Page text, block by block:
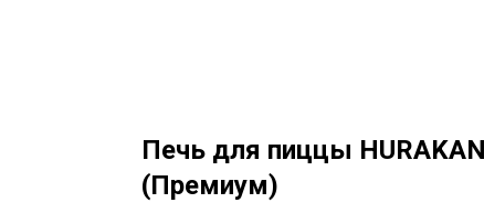
Печь для пиццы
(Премиум)